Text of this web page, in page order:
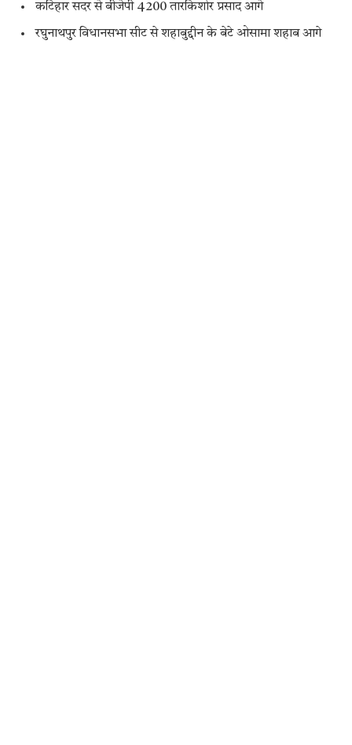
कटिहार सदर से बीजेपी 4200 तारकिशोर प्रसाद आगे
रघुनाथपुर विधानसभा सीट से शहाबुद्दीन के बेटे ओसामा शहाब आगे